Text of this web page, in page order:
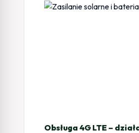
Obsługa 4G LTE –